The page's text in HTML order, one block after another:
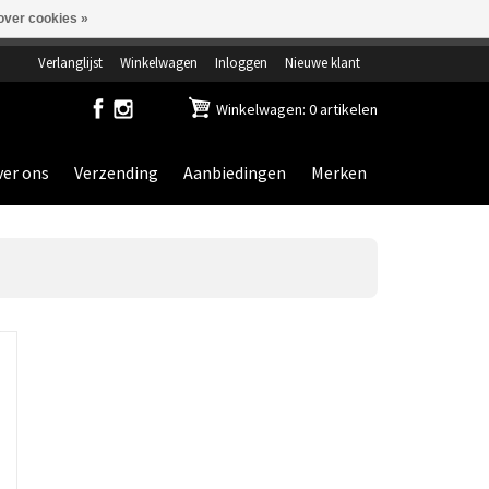
Verlanglijst Winkelwagen Inloggen Nieuwe klant
Winkelwagen: 0 artikelen
ons Verzending Aanbiedingen Merken
cookies »
gesloten.